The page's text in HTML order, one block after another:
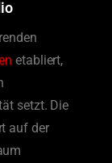
etabliert,
setzt. Die
auf der